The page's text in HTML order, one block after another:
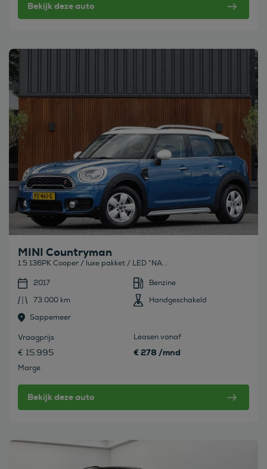
Bekijk deze auto
Bekijk deze auto
MINI Countryman
1.5 136PK Cooper / luxe pakket / LED *NA...
2017
Benzine
73.000 km
Handgeschakeld
Sappemeer
Vraagprijs
€ 15.995
Marge
Leasen vanaf
€ 278 /mnd
Bekijk deze auto